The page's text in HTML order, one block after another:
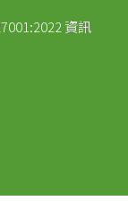
資訊